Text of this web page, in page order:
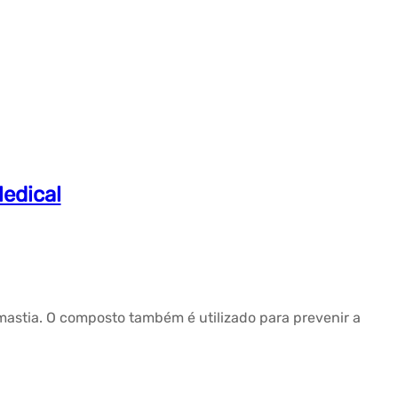
O composto também é utilizado para prevenir a